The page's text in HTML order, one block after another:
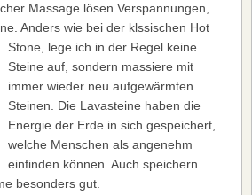
Massage lösen Verspannungen,
Anders wie bei der klssischen Hot
Stone, lege ich in der Regel keine
Steine auf, sondern massiere mit
immer wieder neu aufgewärmten
Steinen. Die Lavasteine haben die
Energie der Erde in sich gespeichert,
welche Menschen als angenehm
einfinden können. Auch speichern
besonders gut.